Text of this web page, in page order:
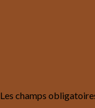
Les champs